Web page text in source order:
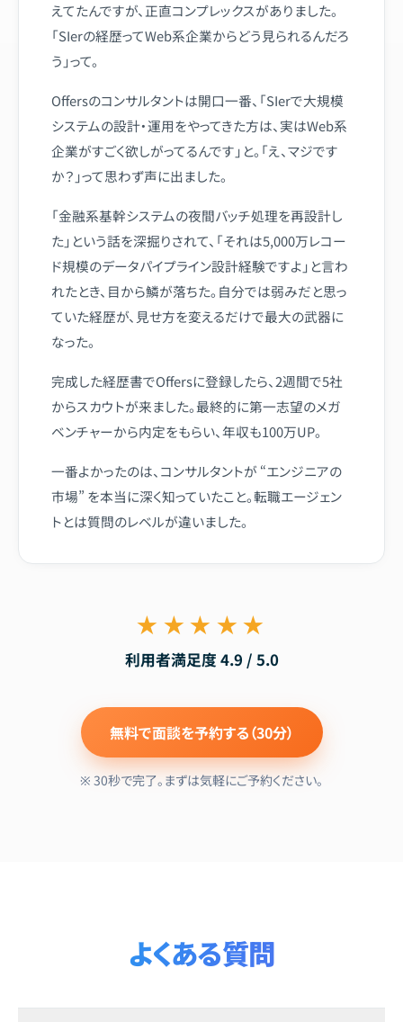
えてたんですが、正直コンプレックスがありました。
「SIerの経歴ってWeb系企業からどう見られるんだろ
う」って。
Offersのコンサルタントは開口一番、「SIerで大規模
システムの設計・運用をやってきた方は、実はWeb系
企業がすごく欲しがってるんです」と。「え、マジです
か？」って思わず声に出ました。
「金融系基幹システムの夜間バッチ処理を再設計し
た」という話を深掘りされて、「それは5,000万レコー
ド規模のデータパイプライン設計経験ですよ」と言わ
れたとき、目から鱗が落ちた。自分では弱みだと思っ
ていた経歴が、見せ方を変えるだけで最大の武器に
なった。
完成した経歴書でOffersに登録したら、2週間で5社
からスカウトが来ました。最終的に第一志望のメガ
ベンチャーから内定をもらい、年収も100万UP。
一番よかったのは、コンサルタントが “エンジニアの
市場” を本当に深く知っていたこと。転職エージェン
トとは質問のレベルが違いました。
★★★★★
利用者満足度 4.9 / 5.0
無料で面談を予約する（30分）
※ 30秒で完了。まずは気軽にご予約ください。
よくある質問